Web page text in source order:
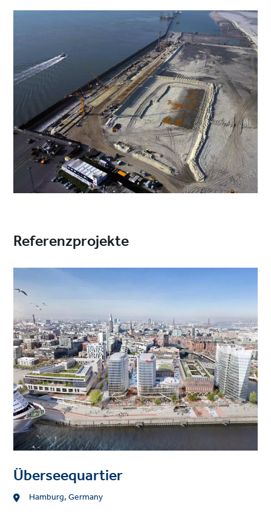
Referenzprojekte
Project
image
Überseequartier
Standort
Hamburg, Germany